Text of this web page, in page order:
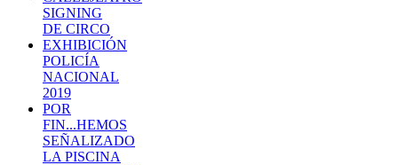
SIGNING
DE CIRCO
EXHIBICIÓN
POLICÍA
NACIONAL
2019
POR
FIN...HEMOS
SEÑALIZADO
LA PISCINA